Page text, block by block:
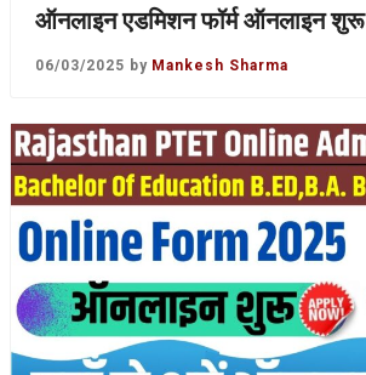
ऑनलाइन एडमिशन फॉर्म ऑनलाइन शुरू
06/03/2025 by Mankesh Sharma